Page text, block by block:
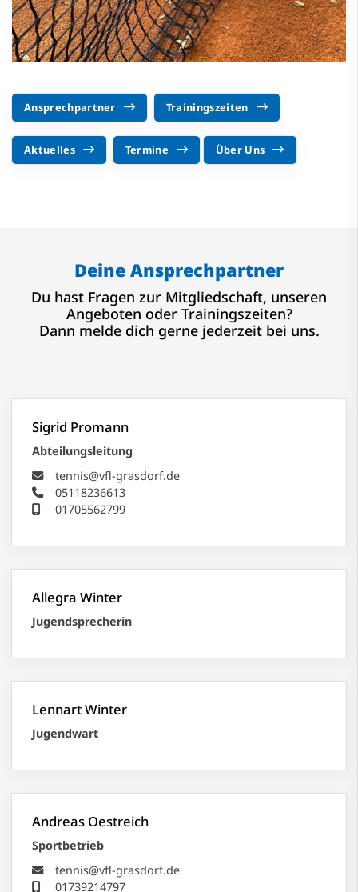
Ansprechpartner Trainingszeiten
Aktuelles Termine Über Uns
Deine Ansprechpartner
Du hast Fragen zur Mitgliedschaft, unseren
Angeboten oder Trainingszeiten?
Dann melde dich gerne jederzeit bei uns.
Sigrid Promann
Abteilungsleitung
tennis@vfl-grasdorf.de
05118236613
01705562799
Allegra Winter
Jugendsprecherin
Lennart Winter
Jugendwart
Andreas Oestreich
Sportbetrieb
tennis@vfl-grasdorf.de
01739214797